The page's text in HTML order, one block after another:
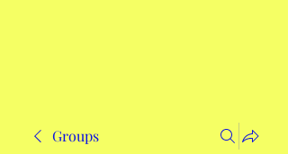
Groups